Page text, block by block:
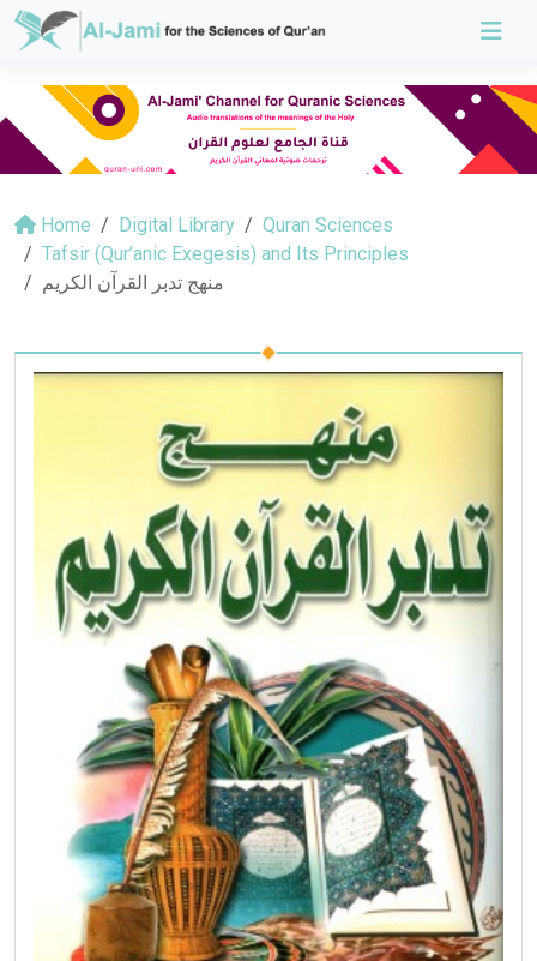
Home Digital Library
Quran Sciences
Tafsir (Qur’anic Exegesis) and Its Principles
منهج تدبر القرآن الكريم